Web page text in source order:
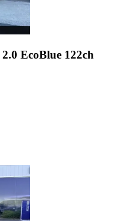
2.0 EcoBlue 122ch